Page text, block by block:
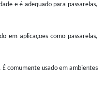
e é adequado para passarelas,
em aplicações como passarelas,
comumente usado em ambientes